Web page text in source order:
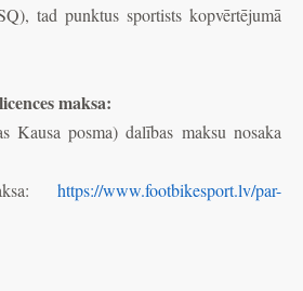
tad punktus sportists kopvērtējumā
maksa:
Kausa posma) dalības maksu nosaka
https://www.footbikesport.lv/par-